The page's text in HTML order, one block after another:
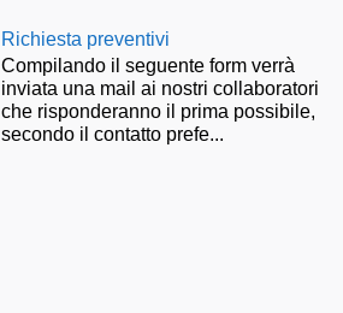
Richiesta preventivi
Compilando il seguente form verrà
inviata una mail ai nostri collaboratori
che risponderanno il prima possibile,
secondo il contatto prefe...